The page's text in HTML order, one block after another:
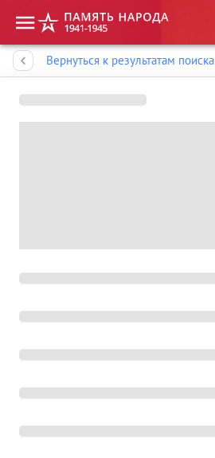
Вернуться к результатам поиска
Память народа